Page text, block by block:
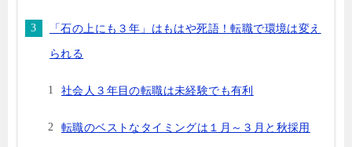
「石の上にも３年」はもはや死語！転職で環境は変え
られる
社会人３年目の転職は未経験でも有利
転職のベストなタイミングは１月～３月と秋採用